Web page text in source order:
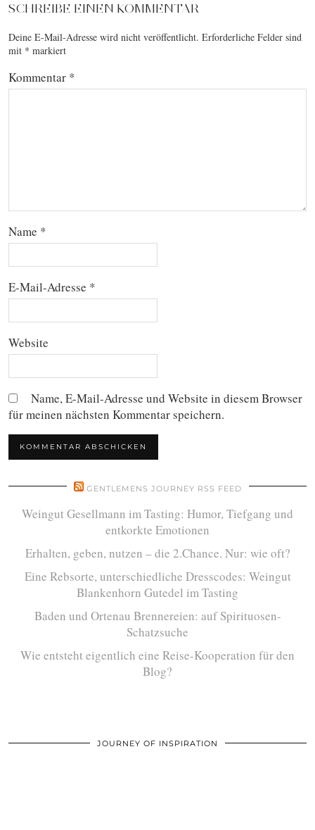
SCHREIBE EINEN KOMMENTAR
Deine E-Mail-Adresse wird nicht veröffentlicht. Erforderliche Felder sind
mit * markiert
Kommentar *
Name *
E-Mail-Adresse *
Website
Name, E-Mail-Adresse und Website in diesem Browser
für meinen nächsten Kommentar speichern.
GENTLEMENS JOURNEY RSS FEED
Weingut Gesellmann im Tasting: Humor, Tiefgang und
entkorkte Emotionen
Erhalten, geben, nutzen – die 2.Chance. Nur: wie oft?
Eine Rebsorte, unterschiedliche Dresscodes: Weingut
Blankenhorn Gutedel im Tasting
Baden und Ortenau Brennereien: auf Spirituosen-
Schatzsuche
Wie entsteht eigentlich eine Reise-Kooperation für den
Blog?
JOURNEY OF INSPIRATION